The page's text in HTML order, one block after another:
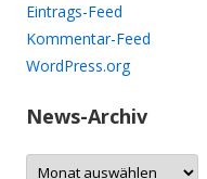
Eintrags-Feed
Kommentar-Feed
WordPress.org
News-Archiv
N